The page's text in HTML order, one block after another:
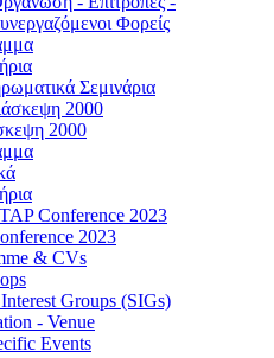
Φορείς
Σεμινάρια
2000
2000
Conference 2023
2023
& CVs
Groups (SIGs)
- Venue
Events